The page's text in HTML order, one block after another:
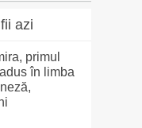
azi
primul
în limba